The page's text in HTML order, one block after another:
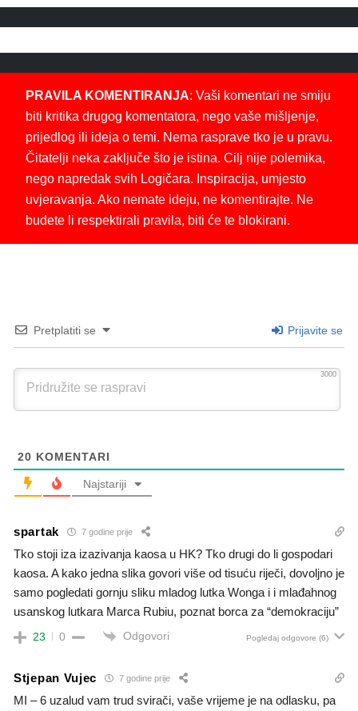
PRAVILA KOMENTIRANJA: Vaši komentari ne smiju
biti kritika drugog komentatora, nego vaše mišljenje,
prijedlog ili ideja o temi. Nema rasprave tko je u pravu.
Čitatelji neka zaključe što je istina. Cilj nije polemika,
nego napredak svih Logičara. Inspiracija, umjesto
uvjeravanja. Ako nemate ideju, ne komentirajte. Ne
budete li respektirali pravila, biti će te blokirani.
Pretplatiti se Prijavite se
3000
20 KOMENTARI
Najstariji
spartak 7 godine prije
Tko stoji iza izazivanja kaosa u HK? Tko drugi do li gospodari
kaosa. A kako jedna slika govori više od tisuću riječi, dovoljno je
samo pogledati gornju sliku mladog lutka Wonga i i mlađahnog
usanskog lutkara Marca Rubiu, poznat borca za “demokraciju”
23 0 Odgovori Pogledaj odgovore (6)
Stjepan Vujec 7 godine prije
MI – 6 uzalud vam trud svirači, vaše vrijeme je na odlasku, pa